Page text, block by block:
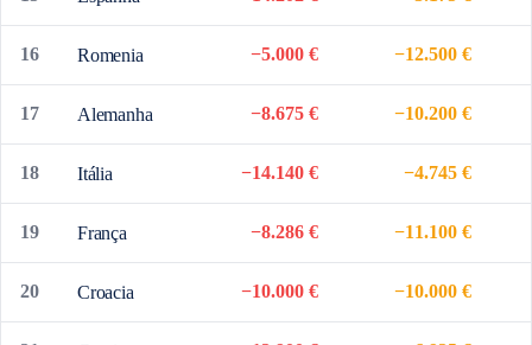
16 Romenia −5.000 € −12.500 €
17 Alemanha −8.675 € −10.200 €
18 Itália −14.140 € −4.745 €
19 França −8.286 € −11.100 €
20 Croacia −10.000 € −10.000 €